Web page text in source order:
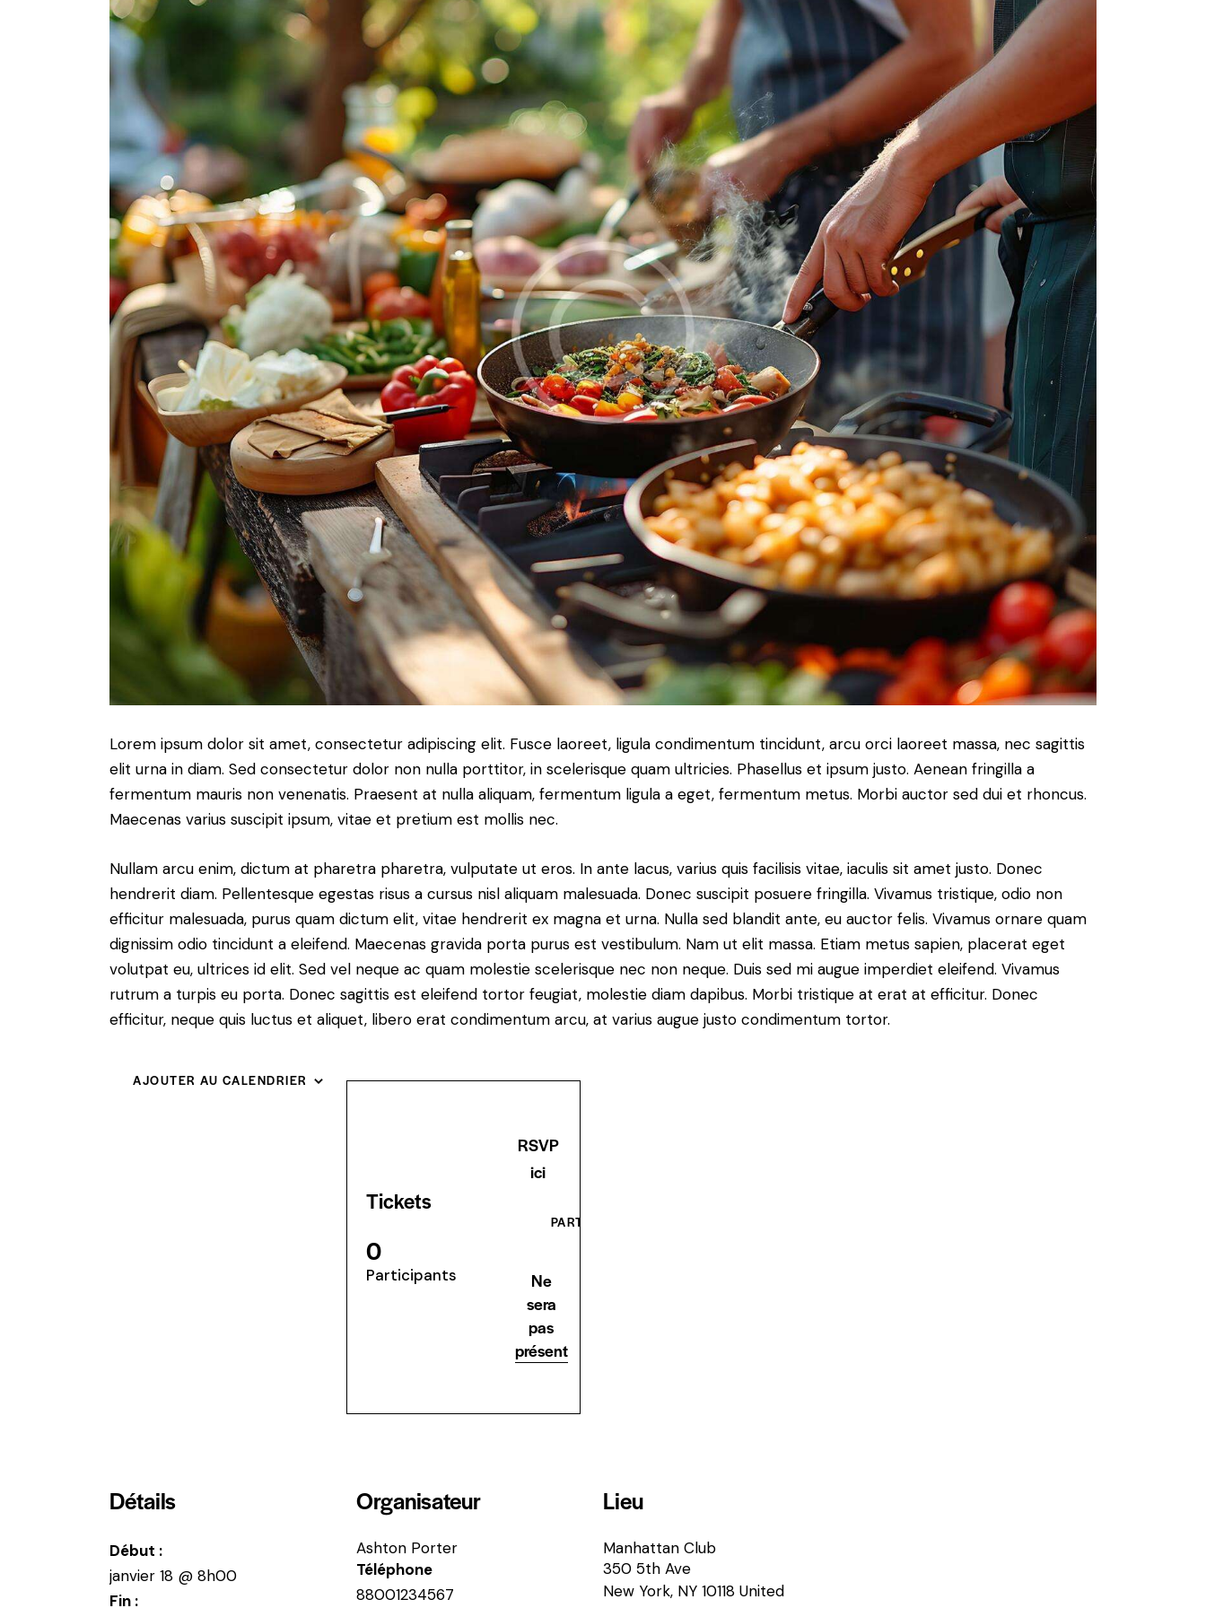
Lorem ipsum dolor sit amet, consectetur adipiscing elit. Fusce laoreet, ligula condimentum tincidunt, arcu orci laoreet massa, nec sagittis
elit urna in diam. Sed consectetur dolor non nulla porttitor, in scelerisque quam ultricies. Phasellus et ipsum justo. Aenean fringilla a
fermentum mauris non venenatis. Praesent at nulla aliquam, fermentum ligula a eget, fermentum metus. Morbi auctor sed dui et rhoncus.
Maecenas varius suscipit ipsum, vitae et pretium est mollis nec.
Nullam arcu enim, dictum at pharetra pharetra, vulputate ut eros. In ante lacus, varius quis facilisis vitae, iaculis sit amet justo. Donec
hendrerit diam. Pellentesque egestas risus a cursus nisl aliquam malesuada. Donec suscipit posuere fringilla. Vivamus tristique, odio non
efficitur malesuada, purus quam dictum elit, vitae hendrerit ex magna et urna. Nulla sed blandit ante, eu auctor felis. Vivamus ornare quam
dignissim odio tincidunt a eleifend. Maecenas gravida porta purus est vestibulum. Nam ut elit massa. Etiam metus sapien, placerat eget
volutpat eu, ultrices id elit. Sed vel neque ac quam molestie scelerisque nec non neque. Duis sed mi augue imperdiet eleifend. Vivamus
rutrum a turpis eu porta. Donec sagittis est eleifend tortor feugiat, molestie diam dapibus. Morbi tristique at erat at efficitur. Donec
efficitur, neque quis luctus et aliquet, libero erat condimentum arcu, at varius augue justo condimentum tortor.
AJOUTER AU CALENDRIER
Tickets
0
Participants
RSVP
ici
PARTICIPE
Ne
sera
pas
présent
Détails
Début :
janvier 18 @ 8h00
Fin :
Organisateur
Ashton Porter
Téléphone
88001234567
Lieu
Manhattan Club
350 5th Ave
New York, NY 10118 United